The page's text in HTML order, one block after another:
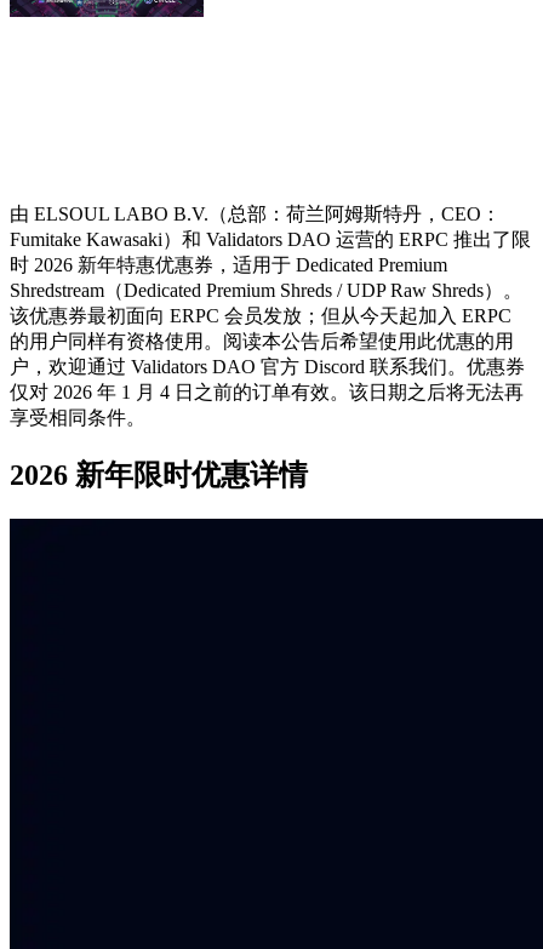
由 ELSOUL LABO B.V.（总部：荷兰阿姆斯特丹，CEO：
Fumitake Kawasaki）和 Validators DAO 运营的 ERPC 推出了限
时 2026 新年特惠优惠券，适用于 Dedicated Premium
Shredstream（Dedicated Premium Shreds / UDP Raw Shreds）。
该优惠券最初面向 ERPC 会员发放；但从今天起加入 ERPC
的用户同样有资格使用。阅读本公告后希望使用此优惠的用
户，欢迎通过 Validators DAO 官方 Discord 联系我们。优惠券
仅对 2026 年 1 月 4 日之前的订单有效。该日期之后将无法再
享受相同条件。
2026 新年限时优惠详情